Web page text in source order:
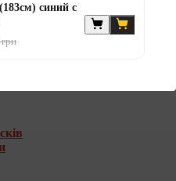
синий с